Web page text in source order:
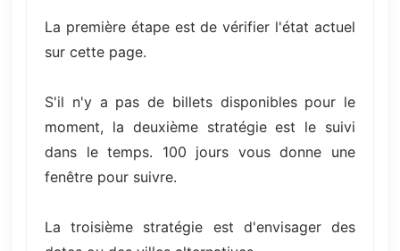
La première étape est de vérifier l'état actuel
sur cette page.
S'il n'y a pas de billets disponibles pour le
moment, la deuxième stratégie est le suivi
dans le temps. 100 jours vous donne une
fenêtre pour suivre.
La troisième stratégie est d'envisager des